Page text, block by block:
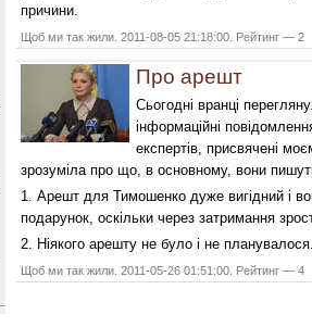
причини.
Щоб ми так жили. 2011-08-05 21:18:00. Рейтинг — 2
Про арешт
Сьогодні вранці
інформаційні
експертів, присвячені
зрозуміла про що, в основному, вони
1. Арешт для Тимошенко дуже вигідний і
подарунок, оскільки через затримання
2. Ніякого арешту не було і не
Щоб ми так жили. 2011-05-26 01:51:00. Рейтинг — 4